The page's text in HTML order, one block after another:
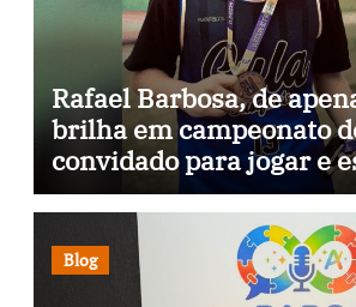
Rafael Barbosa, de
brilha em campeonato
convidado para jogar e
Itália
Blog